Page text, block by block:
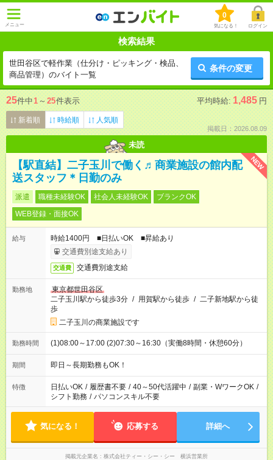
メニュー
0
気になる！ ログイン
検索結果
世田谷区で軽作業（仕分け・ピッキング・検品、
商品管理）のバイト一覧
条件の変更
25件中1 ～ 25件表示 平均時給: 1,485 円
新着順 時給順 人気順
掲載日：2026.08.09
未読
NEW
【駅直結】二子玉川で働く♬商業施設の館内配
送スタッフ＊日勤のみ
派遣 職種未経験OK 社会人未経験OK
ブランクOK
WEB登録・面接OK
給与
時給1400円 ■日払いOK ■昇給あり
交通費別途支給あり
交通費 交通費別途支給
勤務地
東京都世田谷区
二子玉川駅から徒歩3分 / 用賀駅から徒歩 / 二子新地駅から徒
歩
二子玉川の商業施設です
勤務時間 (1)08:00～17:00 (2)07:30～16:30（実働8時間・休憩60分）
期間 即日～長期勤務もOK！
特徴 日払いOK / 履歴書不要 / 40～50代活躍中 / 副業・WワークOK /
シフト勤務 / パソコンスキル不要
気になる！ 応募する 詳細へ
掲載元企業名 株式会社ティー・シー・シー 横浜営業所